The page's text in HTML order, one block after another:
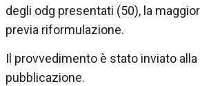
degli odg presentati (50), la
previa riformulazione.
Il provvedimento è stato inviato alla
pubblicazione.